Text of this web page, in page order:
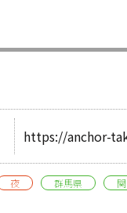
https://anchor-
夜 群馬県